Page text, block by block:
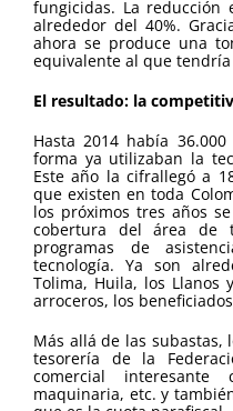
fungicidas. La
alrededor del 40%.
ahora se produce una
equivalente al que
El resultado: la
Hasta 2014 había
forma ya utilizaban la
Este año la cifrallegó a
que existen en toda
los próximos tres años
cobertura del área de
programas de
tecnología. Ya son
Tolima, Huila, los Llanos
arroceros, los
Más allá de las subastas,
tesorería de la
comercial interesante
maquinaria, etc. y